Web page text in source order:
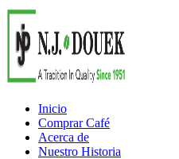
Inicio
Comprar Café
Acerca de
Nuestro Historia